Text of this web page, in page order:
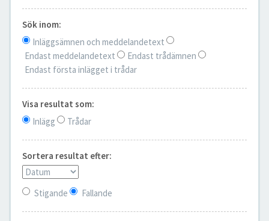
Sök inom:
Inläggsämnen och meddelandetext
Endast meddelandetext
Endast trådämnen
Endast första inlägget i trådar
Visa resultat som:
Inlägg
Trådar
Sortera resultat efter:
Stigande Fallande